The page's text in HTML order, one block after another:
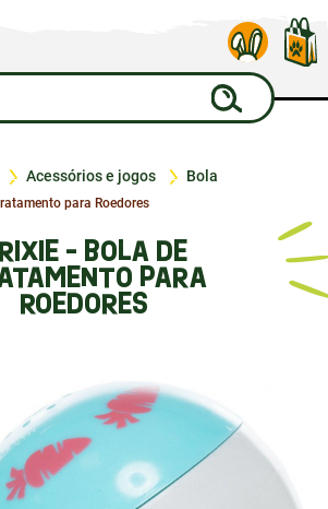
Acessórios e jogos Bola
para Roedores
- BOLA DE
PARA
ROEDORES